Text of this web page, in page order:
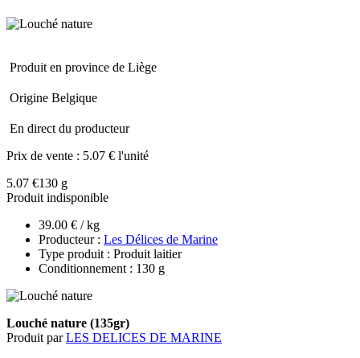
Produit en province de Liège
Origine Belgique
En direct du producteur
Prix de vente : 5.07 € l'unité
5.07 €130 g
Produit indisponible
39.00 € / kg
Producteur : Les Délices de Marine
Type produit : Produit laitier
Conditionnement : 130 g
Louché nature (135gr)
Produit parLES DELICES DE MARINE